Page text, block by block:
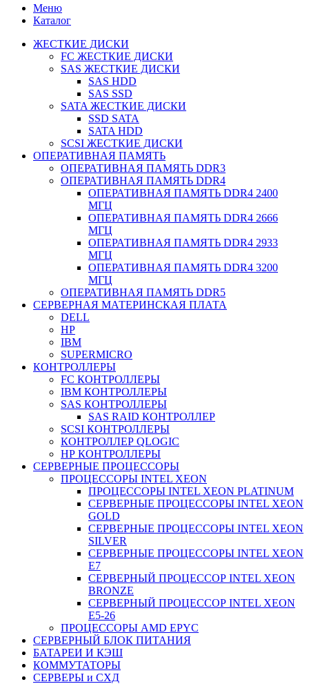
Меню
Каталог
ЖЕСТКИЕ ДИСКИ
FC ЖЕСТКИЕ ДИСКИ
SAS ЖЕСТКИЕ ДИСКИ
SAS HDD
SAS SSD
SATA ЖЕСТКИЕ ДИСКИ
SSD SATA
SATA HDD
SCSI ЖЕСТКИЕ ДИСКИ
ОПЕРАТИВНАЯ ПАМЯТЬ
ОПЕРАТИВНАЯ ПАМЯТЬ DDR3
ОПЕРАТИВНАЯ ПАМЯТЬ DDR4
ОПЕРАТИВНАЯ ПАМЯТЬ DDR4 2400
МГЦ
ОПЕРАТИВНАЯ ПАМЯТЬ DDR4 2666
МГЦ
ОПЕРАТИВНАЯ ПАМЯТЬ DDR4 2933
МГЦ
ОПЕРАТИВНАЯ ПАМЯТЬ DDR4 3200
МГЦ
ОПЕРАТИВНАЯ ПАМЯТЬ DDR5
СЕРВЕРНАЯ МАТЕРИНСКАЯ ПЛАТА
DELL
HP
IBM
SUPERMICRO
КОНТРОЛЛЕРЫ
FC КОНТРОЛЛЕРЫ
IBM КОНТРОЛЛЕРЫ
SAS КОНТРОЛЛЕРЫ
SAS RAID КОНТРОЛЛЕР
SCSI КОНТРОЛЛЕРЫ
КОНТРОЛЛЕР QLOGIC
НР КОНТРОЛЛЕРЫ
СЕРВЕРНЫЕ ПРОЦЕССОРЫ
ПРОЦЕССОРЫ INTEL XEON
ПРОЦЕССОРЫ INTEL XEON PLATINUM
СЕРВЕРНЫЕ ПРОЦЕССОРЫ INTEL XEON
GOLD
СЕРВЕРНЫЕ ПРОЦЕССОРЫ INTEL XEON
SILVER
СЕРВЕРНЫЕ ПРОЦЕССОРЫ INTEL XEON
Е7
СЕРВЕРНЫЙ ПРОЦЕССОР INTEL XEON
BRONZE
СЕРВЕРНЫЙ ПРОЦЕССОР INTEL XEON
Е5-26
ПРОЦЕССОРЫ AMD EPYC
СЕРВЕРНЫЙ БЛОК ПИТАНИЯ
БАТАРЕИ И КЭШ
КОММУТАТОРЫ
СЕРВЕРЫ и СХД